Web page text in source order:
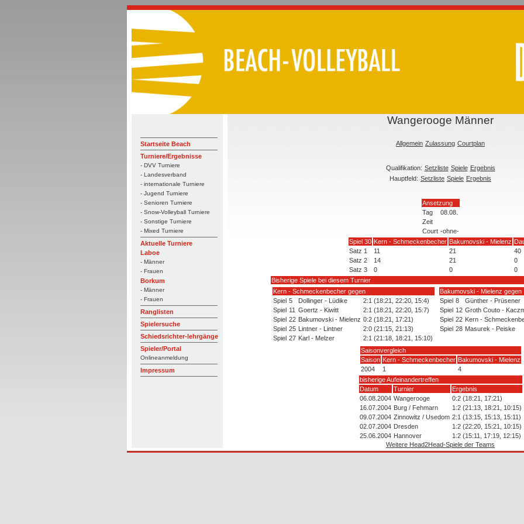
Startseite Beach
Turniere/Ergebnisse
- DVV Turniere
- Landesverband
- internationale Turniere
- Jugend Turniere
- Senioren Turniere
- Snow-Volleyball Turniere
- Sonstige Turniere
- Mixed Turniere
Aktuelle Turniere
Laboe
- Männer
- Frauen
Borkum
- Männer
- Frauen
Ranglisten
Spielersuche
Schiedsrichter-lehrgänge
Spieler/Portal
Onlineanmeldung
Impressum
Wangerooge Männer
Allgemein Zulassung Courtplan
Qualifikation: Setzliste Spiele Ergebnis
Hauptfeld: Setzliste Spiele Ergebnis
Ansetzung
Tag
08.08.
Zeit
Court -ohne-
Spiel 30 Kern - Schmeckenbecher Bakumovski - Mielenz
Satz 1
11 21
40
Satz 2
14 21
0
Satz 3
0 0
0
Bisherige Spiele bei diesem Turnier
Kern - Schmeckenbecher gegen
Spiel 5 Dollinger - Lüdike
2:1 (18:21, 22:20, 15:4)
Spiel 11 Goertz - Kiwitt
2:1 (18:21, 22:20, 15:7)
Spiel 22 Bakumovski - Mielenz 0:2 (18:21, 17:21)
Spiel 25 Lintner - Lintner
2:0 (21:15, 21:13)
Spiel 27 Karl - Melzer 2:1 (21:18, 18:21, 15:10)
Bakumovski - Mielenz gegen
Spiel 8
Günther - Prüsener
Spiel 12 Groth Couto -
Spiel 22 Kern -
Spiel 28 Masurek - Peiske
Saisonvergleich
Saison Kern - Schmeckenbecher Bakumovski - Mielenz
2004
1
4
bisherige Aufeinandertreffen
Datum
Turnier
Ergebnis
06.08.2004 Wangerooge
0:2 (18:21, 17:21)
16.07.2004 Burg / Fehmarn
1:2 (21:13, 18:21, 10:15)
09.07.2004 Zinnowitz / Usedom 2:1 (13:15, 15:13, 15:11)
02.07.2004 Dresden
1:2 (22:20, 15:21, 10:15)
25.06.2004 Hannover
1:2 (15:11, 17:19, 12:15)
Weitere Head2Head-Spiele der Teams